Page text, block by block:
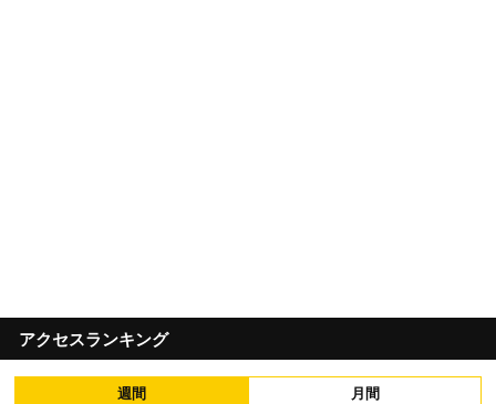
アクセスランキング
週間 月間